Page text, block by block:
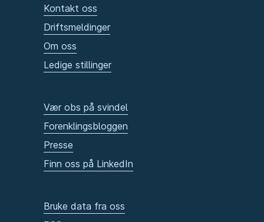
Kontakt oss
Driftsmeldinger
Om oss
Ledige stillinger
Vær obs på svindel
Forenklingsbloggen
Presse
Finn oss på LinkedIn
Bruke data fra oss